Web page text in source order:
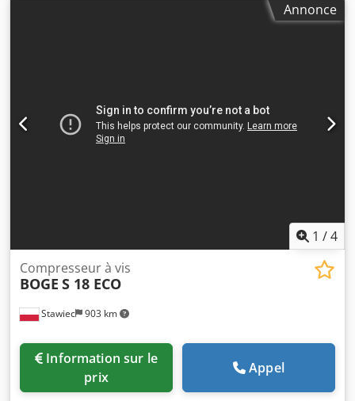
Annonce
1 /4
Stawiec 903 km
Compresseur à vis
BOGE S 18 ECO
prix
Appel